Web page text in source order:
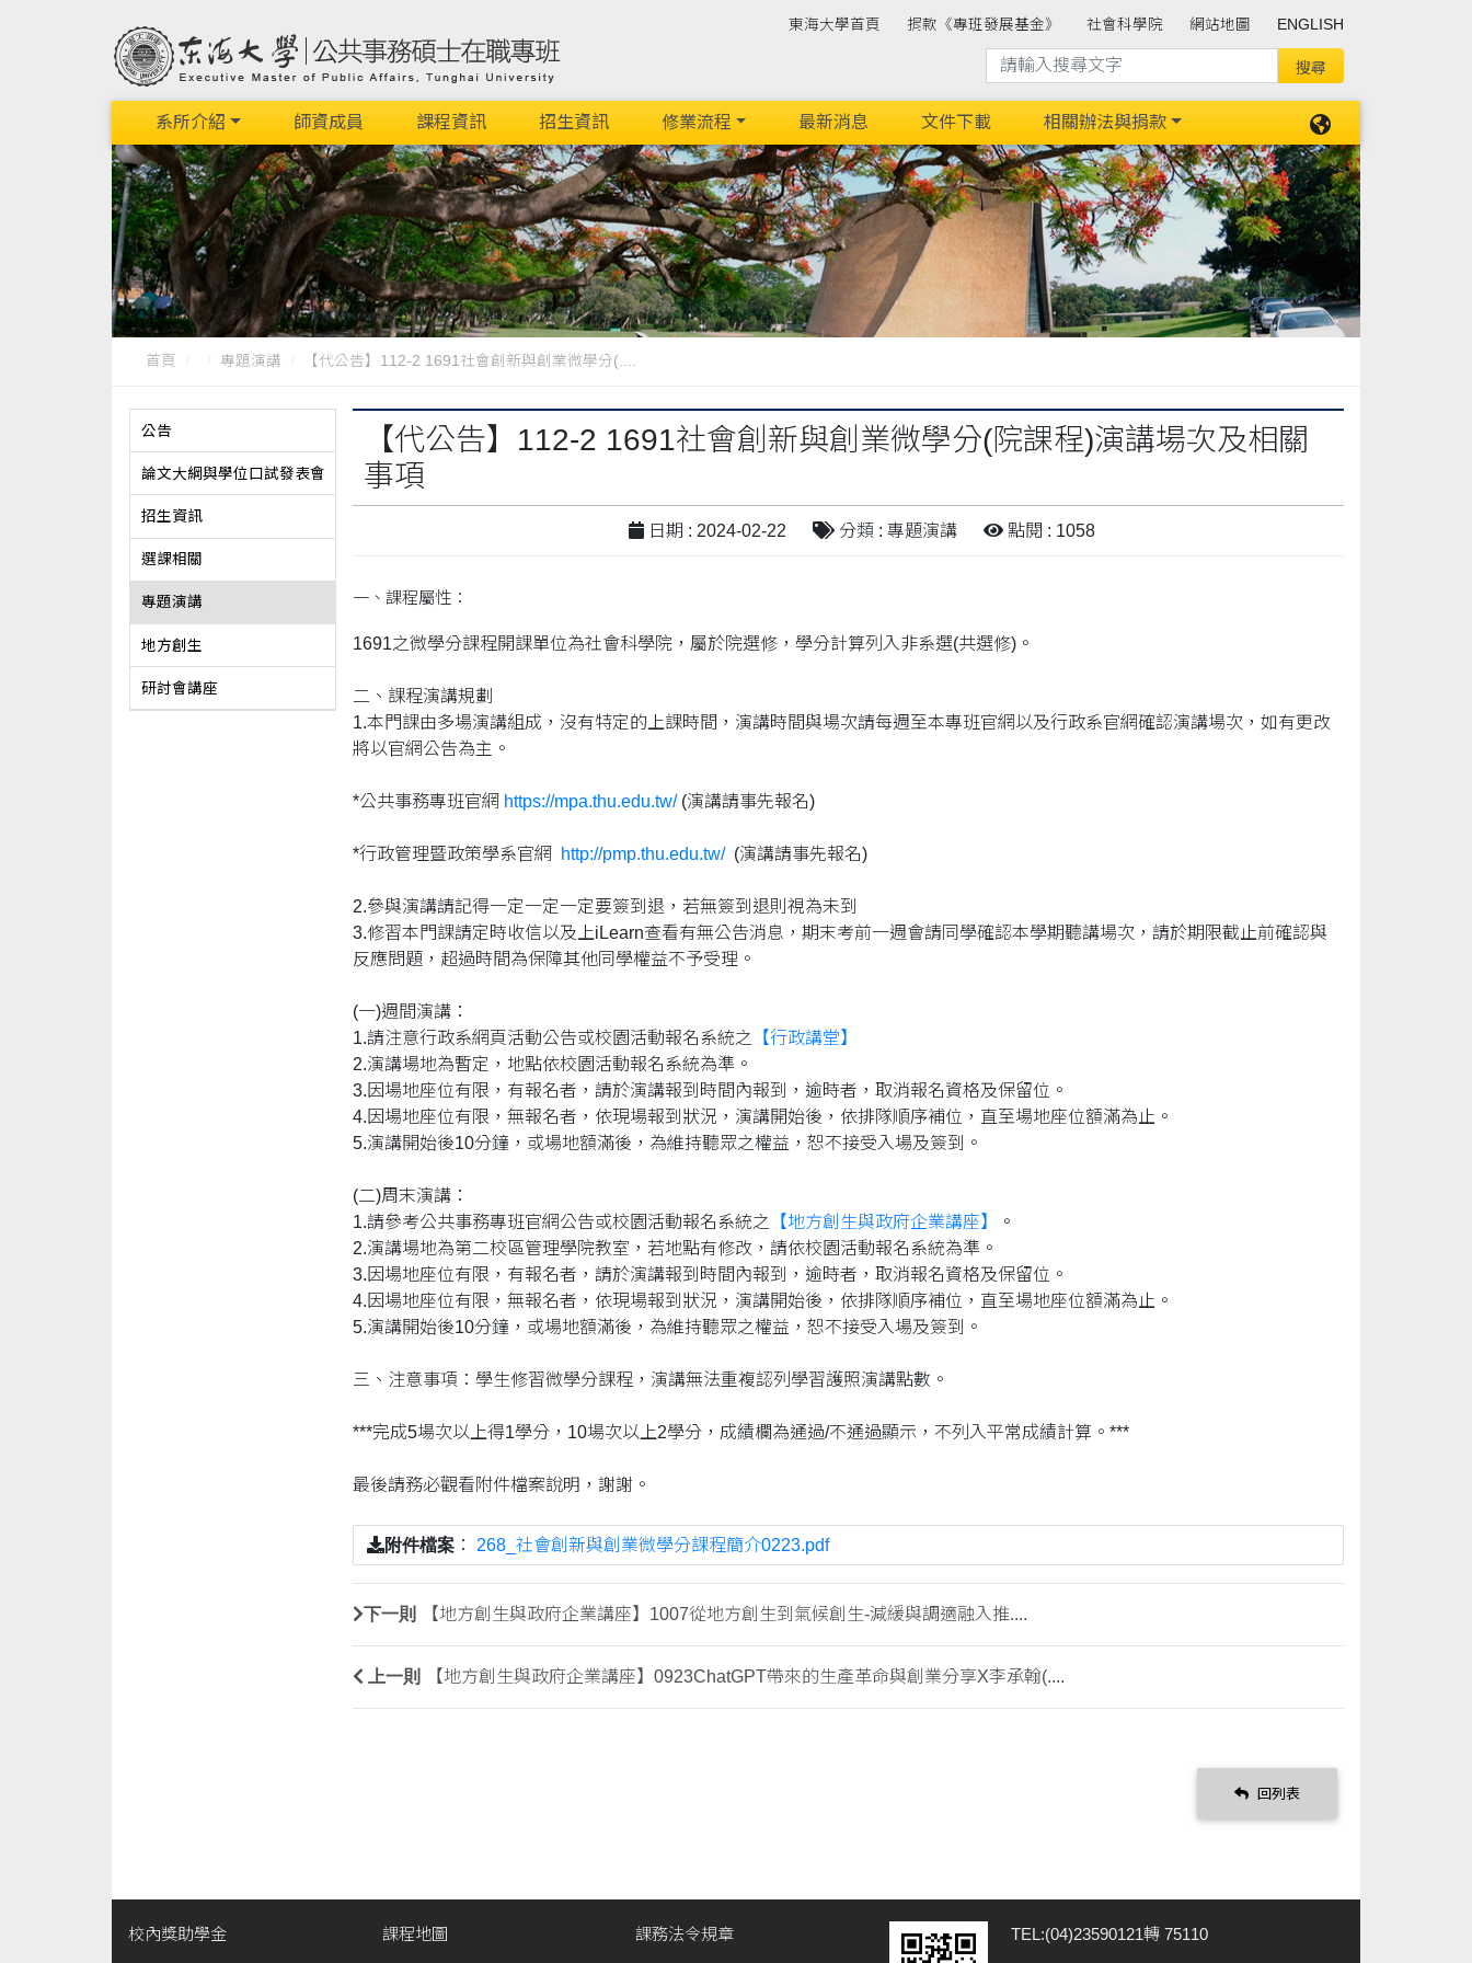
東海大學首頁 捐款《專班發展基金》 社會科學院 網站地圖 ENGLISH
系所介紹 師資成員 課程資訊 招生資訊 修業流程 最新消息 文件下載 相關辦法與捐款
首頁 專題演講 【代公告】112-2 1691社會創新與創業微學分(....
公告
論文大綱與學位口試發表會
招生資訊
選課相關
專題演講
地方創生
研討會講座
【代公告】112-2 1691社會創新與創業微學分(院課程)演講場次及相關
事項
日期 : 2024-02-22 分類 : 專題演講 點閱 : 1058
一、課程屬性：
1691之微學分課程開課單位為社會科學院，屬於院選修，學分計算列入非系選(共選修)。
二、課程演講規劃
1.本門課由多場演講組成，沒有特定的上課時間，演講時間與場次請每週至本專班官網以及行政系官網確認演講場次，如有更改
將以官網公告為主。
*公共事務專班官網 https://mpa.thu.edu.tw/(演講請事先報名)
*行政管理暨政策學系官網 http://pmp.thu.edu.tw/(演講請事先報名)
2.參與演講請記得一定一定一定要簽到退，若無簽到退則視為未到
3.修習本門課請定時收信以及上iLearn查看有無公告消息，期末考前一週會請同學確認本學期聽講場次，請於期限截止前確認與
反應問題，超過時間為保障其他同學權益不予受理。
(一)週間演講：
1.請注意行政系網頁活動公告或校園活動報名系統之
【行政講堂】
2.演講場地為暫定，地點依校園活動報名系統為準。
3.因場地座位有限，有報名者，請於演講報到時間內報到，逾時者，取消報名資格及保留位。
4.因場地座位有限，無報名者，依現場報到狀況，演講開始後，依排隊順序補位，直至場地座位額滿為止。
5.演講開始後10分鐘，或場地額滿後，為維持聽眾之權益，恕不接受入場及簽到。
(二)周末演講：
1.請參考公共事務專班官網公告或校園活動報名系統之
【地方創生與政府企業講座】
。
2.演講場地為第二校區管理學院教室，若地點有修改，請依校園活動報名系統為準。
3.因場地座位有限，有報名者，請於演講報到時間內報到，逾時者，取消報名資格及保留位。
4.因場地座位有限，無報名者，依現場報到狀況，演講開始後，依排隊順序補位，直至場地座位額滿為止。
5.演講開始後10分鐘，或場地額滿後，為維持聽眾之權益，恕不接受入場及簽到。
三、注意事項：學生修習微學分課程，演講無法重複認列學習護照演講點數。
***完成5場次以上得1學分，10場次以上2學分，成績欄為通過/不通過顯示，不列入平常成績計算。***
最後請務必觀看附件檔案說明，謝謝。
附件檔案 ： 268_社會創新與創業微學分課程簡介0223.pdf
下一則 【地方創生與政府企業講座】1007從地方創生到氣候創生-減緩與調適融入推....
上一則 【地方創生與政府企業講座】0923ChatGPT帶來的生產革命與創業分享X李承翰(....
回列表
校內獎助學金 課程地圖 課務法令規章 TEL:(04)23590121轉 75110